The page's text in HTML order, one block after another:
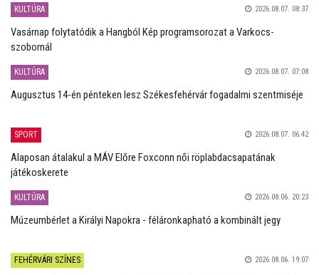
KULTÚRA 2026.08.07. 08:37
Vasárnap folytatódik a Hangból Kép programsorozat a Varkocs-
szobornál
KULTÚRA 2026.08.07. 07:08
Augusztus 14-én pénteken lesz Székesfehérvár fogadalmi szentmiséje
SPORT 2026.08.07. 06:42
Alaposan átalakul a MÁV Előre Foxconn női röplabdacsapatának
játékoskerete
KULTÚRA 2026.08.06. 20:23
Múzeumbérlet a Királyi Napokra - féláronkapható a kombinált jegy
FEHÉRVÁRI SZÍNES 2026.08.06. 19:07